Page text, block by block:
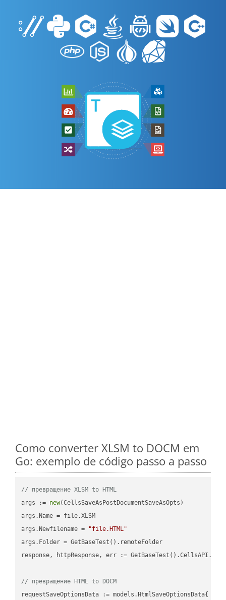
Como converter XLSM to DOCM em
Go: exemplo de código passo a passo
// превращение XLSM to HTML
args := new(CellsSaveAsPostDocumentSaveAsOpts)
args.Name = file.XLSM
args.Newfilename =
"file.HTML"
args.Folder = GetBaseTest().remoteFolder
response, httpResponse, err :=
// превращение HTML to DOCM
requestSaveOptionsData := models.HtmlSaveOptionsData{